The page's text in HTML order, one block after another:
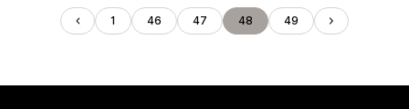
1 46 47 48 49